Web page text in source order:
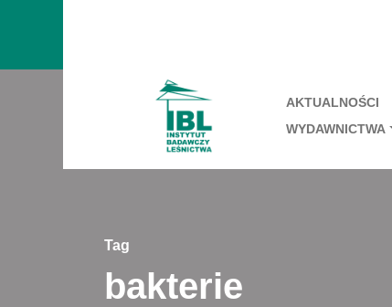
AKTUALNOŚCI
WYDAWNICTWA
Tag
bakterie